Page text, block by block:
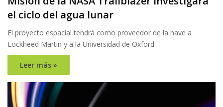
el ciclo del agua lunar
El proyecto espacial tendrá como proveedor de la nave a
Lockheed Martin y a la Universidad de Oxford
Leer más »